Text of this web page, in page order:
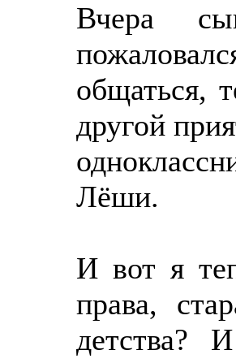
Вчера
общаться,
другой
Лёши.
И вот я
права,
детства?